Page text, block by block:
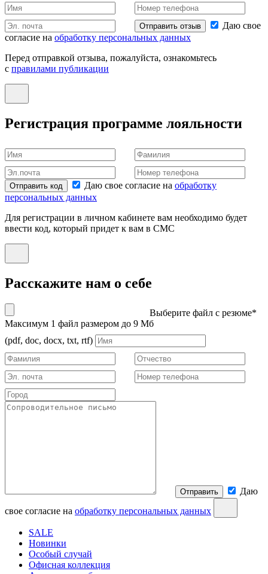
Отправить отзыв
Даю свое
согласие на обработку персональных данных
Перед отправкой отзыва, пожалуйста, ознакомьтесь
с правилами публикации
Регистрация программе лояльности
Отправить код Даю свое согласие на обработку
персональных данных
Для регистрации в личном кабинете вам необходимо будет
ввести код, который придет к вам в СМС
Расскажите нам о себе
Выберите файл с резюме*
Максимум 1 файл размером до 9 Мб
(pdf, doc, docx, txt, rtf)
Отправить
Даю
свое согласие на обработку персональных данных
SALE
Новинки
Особый случай
Офисная коллекция